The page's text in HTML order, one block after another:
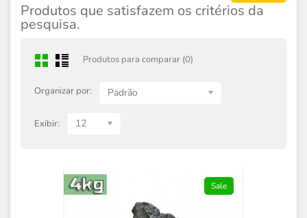
Produtos que satisfazem os critérios da
pesquisa.
Produtos para comparar (0)
Organizar por: Padrão
Exibir: 12
Sale